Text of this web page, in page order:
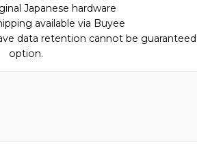
Japanese hardware
available via Buyee
data retention cannot be
option.